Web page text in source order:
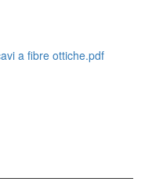
a fibre ottiche.pdf